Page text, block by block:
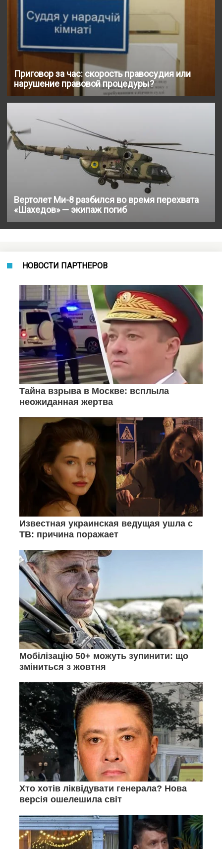
Приговор за час: скорость правосудия или
нарушение правовой процедуры?
Вертолет Ми-8 разбился во время перехвата
«Шахедов» — экипаж погиб
НОВОСТИ ПАРТНЕРОВ